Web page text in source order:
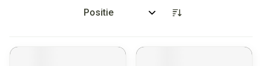
Sorteer op: